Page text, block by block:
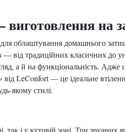
на
облаштування домашнього
від традиційних класичних до
а й на функціональність. Адже
LeConfort — це ідеальне
якому стилі.
і у кутовій зоні. Три зручних